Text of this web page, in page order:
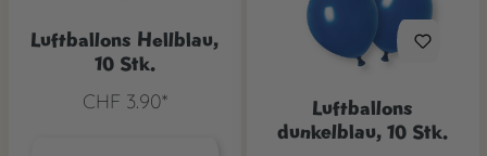
Luftballons Hellblau,
10 Stk.
CHF 3.90*
Luftballons
dunkelblau, 10 Stk.